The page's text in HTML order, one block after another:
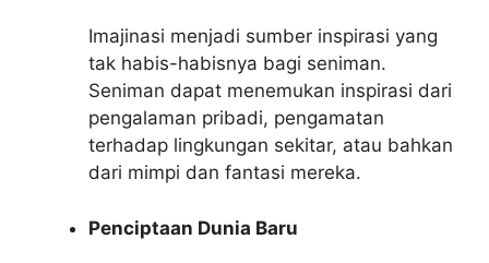
Imajinasi menjadi sumber inspirasi yang
tak habis-habisnya bagi seniman.
Seniman dapat menemukan inspirasi dari
pengalaman pribadi, pengamatan
terhadap lingkungan sekitar, atau bahkan
dari mimpi dan fantasi mereka.
Penciptaan Dunia Baru